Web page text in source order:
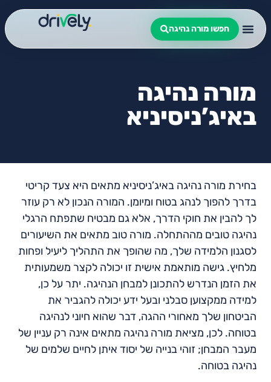
חפשו מורה נהיגה
מורה נהיגה
באיג’ניסיניא
בחירת מורה נהיגה באיג’ניסיניא מתאים היא צעד קריטי
בדרך להפוך לנהג בטוח ומיומן. המורה הנכון לא רק עוזר
לך להבין את חוקי הדרך, אלא גם מבטיח שתפתח הרגלי
נהיגה טובים מההתחלה. מורה טוב מתאים את השיעורים
לסגנון הלמידה שלך, מה שהופך את התהליך ליעיל ופחות
מלחיץ. גישה מותאמת אישית זו יכולה לקצר משמעותית
את הזמן הנדרש להתכונן למבחן הנהיגה. יתר על כן,
למידה ממקצוען סבלני ובעל ידע יכולה להגביר את
הביטחון שלך מאחורי ההגה, דבר שהוא חיוני לנהיגה
בטוחה. לכן, מציאת מורה נהיגה מתאים אינה רק עניין של
מעבר המבחן; זוהי בנייה של יסוד איתן לחיים שלמים של
נהיגה בטוחה.